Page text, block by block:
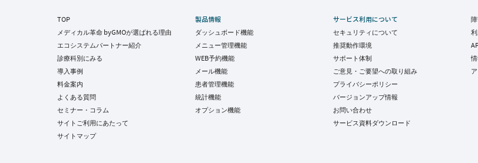
TOP
メディカル革命 byGMOが選ばれる理由
エコシステムパートナー紹介
診療科別にみる
導入事例
料金案内
よくある質問
セミナー・コラム
サイトご利用にあたって
サイトマップ
製品情報
ダッシュボード機能
メニュー管理機能
WEB予約機能
メール機能
患者管理機能
統計機能
オプション機能
サービス利用について
セキュリティについて
推奨動作環境
サポート体制
ご意見・ご要望への取り組み
プライバシーポリシー
バージョンアップ情報
お問い合わせ
サービス資料ダウンロード